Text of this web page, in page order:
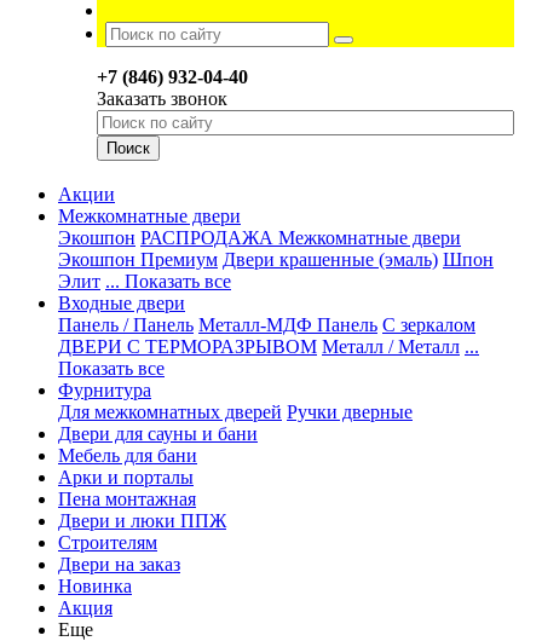
+7 (846) 932-04-40
Заказать звонок
Акции
Межкомнатные двери
Экошпон РАСПРОДАЖА Межкомнатные двери
Экошпон Премиум Двери крашенные (эмаль) Шпон
Элит ... Показать все
Входные двери
Панель / Панель Металл-МДФ Панель С зеркалом
ДВЕРИ С ТЕРМОРАЗРЫВОМ Металл / Металл ...
Показать все
Фурнитура
Для межкомнатных дверей Ручки дверные
Двери для сауны и бани
Мебель для бани
Арки и порталы
Пена монтажная
Двери и люки ППЖ
Строителям
Двери на заказ
Новинка
Акция
Еще